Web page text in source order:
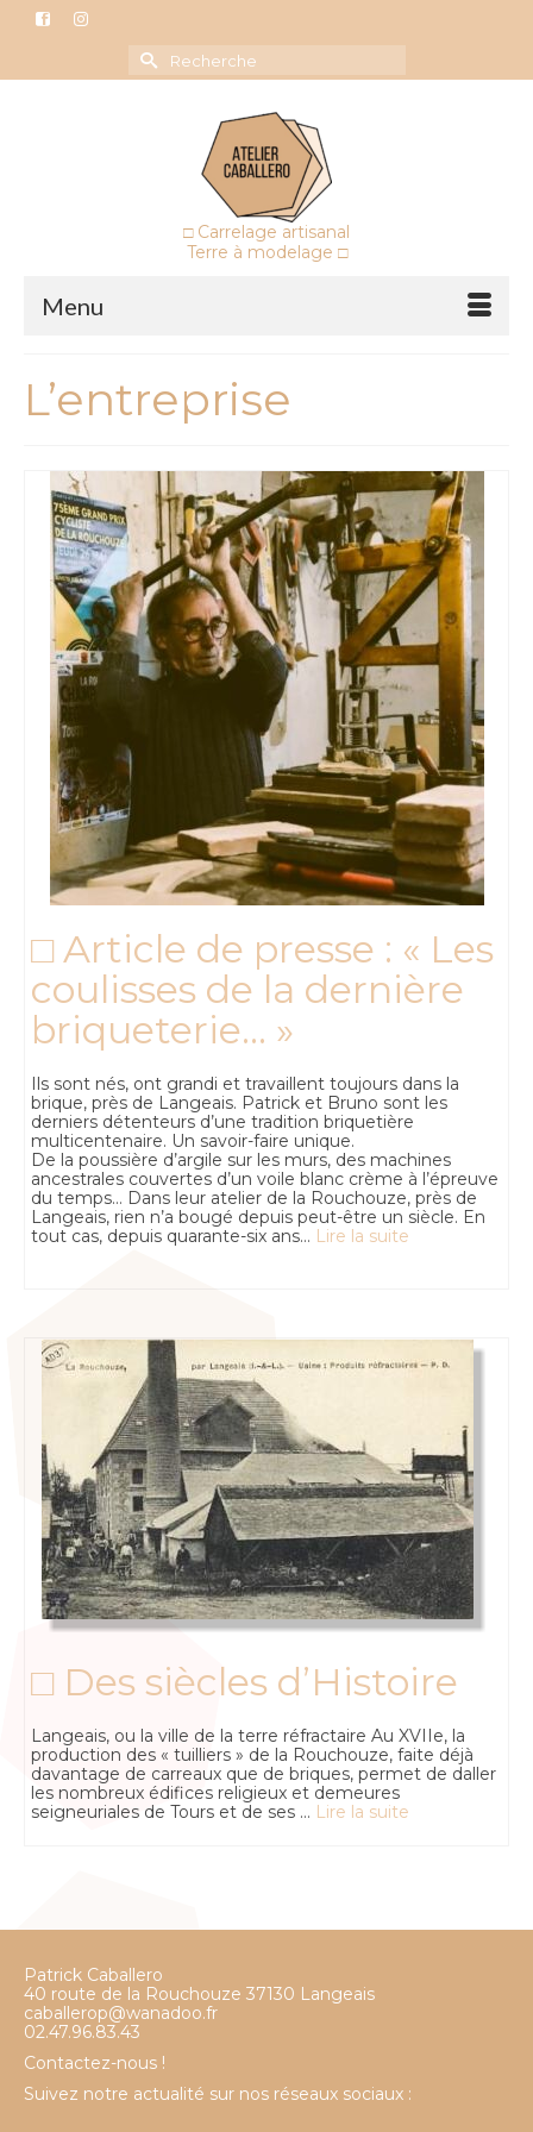
Rechercher :
□ Carrelage artisanal
Terre à modelage □
Menu
L’entreprise
□ Article de presse : « Les
coulisses de la dernière
briqueterie… »
Ils sont nés, ont grandi et travaillent toujours dans la
brique, près de Langeais. Patrick et Bruno sont les
derniers détenteurs d’une tradition briquetière
multicentenaire. Un savoir-faire unique.
De la poussière d’argile sur les murs, des machines
ancestrales couvertes d’un voile blanc crème à l’épreuve
du temps… Dans leur atelier de la Rouchouze, près de
Langeais, rien n’a bougé depuis peut-être un siècle. En
tout cas, depuis quarante-six ans… Lire la suite
□ Des siècles d’Histoire
Langeais, ou la ville de la terre réfractaire Au XVIIe, la
production des « tuilliers » de la Rouchouze, faite déjà
davantage de carreaux que de briques, permet de daller
les nombreux édifices religieux et demeures
seigneuriales de Tours et de ses … Lire la suite
Patrick Caballero
40 route de la Rouchouze 37130 Langeais
caballerop@wanadoo.fr
02.47.96.83.43
Contactez-nous !
Suivez notre actualité sur nos réseaux sociaux :